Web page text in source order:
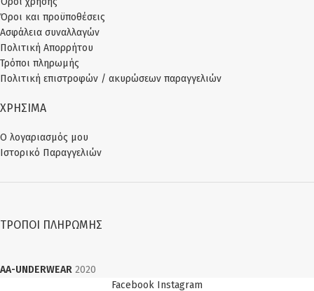
Όροι και προϋποθέσεις
Ασφάλεια συναλλαγών
Πολιτική Απορρήτου
Τρόποι πληρωμής
Πολιτική επιστροφών / ακυρώσεων παραγγελιών
ΧΡΗΣΙΜΑ
Ο λογαριασμός μου
Ιστορικό Παραγγελιών
ΤΡΌΠΟΙ ΠΛΗΡΩΜΉΣ
AA-UNDERWEAR 2020
Facebook Instagram